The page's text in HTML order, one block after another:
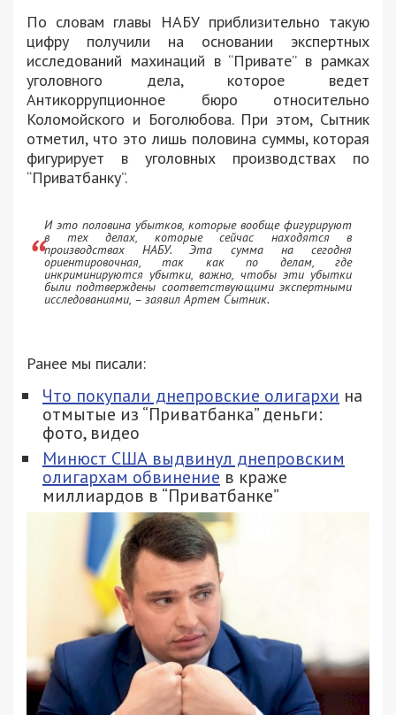
По словам главы НАБУ приблизительно такую
цифру получили на основании экспертных
исследований махинаций в “Привате” в рамках
уголовного дела, которое ведет
Антикоррупционное бюро относительно
Коломойского и Боголюбова. При этом, Сытник
отметил, что это лишь половина суммы, которая
фигурирует в уголовных производствах по
“Приватбанку”.
И это половина убытков, которые вообще фигурируют
в тех делах, которые сейчас находятся в
производствах НАБУ. Эта сумма на сегодня
ориентировочная, так как по делам, где
инкриминируются убытки, важно, чтобы эти убытки
были подтверждены соответствующими экспертными
исследованиями, – заявил Артем Сытник.
Ранее мы писали:
Что покупали днепровские олигархи на
отмытые из “Приватбанка” деньги:
фото, видео
Минюст США выдвинул днепровским
олигархам обвинение в краже
миллиардов в “Приватбанке”